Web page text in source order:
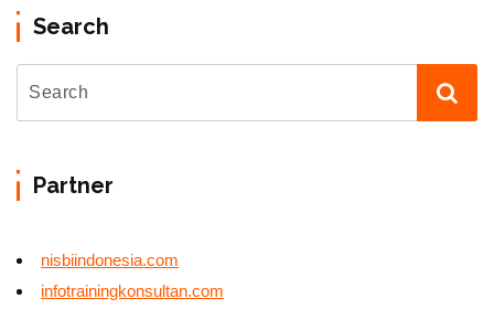
Search
Partner
nisbiindonesia.com
infotrainingkonsultan.com